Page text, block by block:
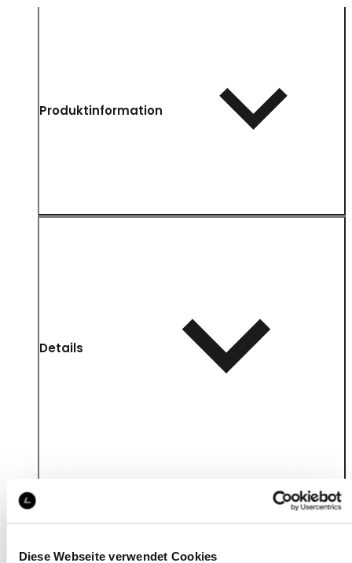
Diese Webseite verwendet Cookies
Produktinformation
Details